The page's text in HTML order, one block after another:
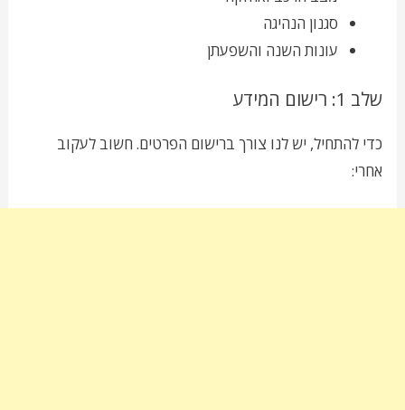
סגנון הנהיגה
עונות השנה והשפעתן
שלב 1: רישום המידע
כדי להתחיל, יש לנו צורך ברישום הפרטים. חשוב לעקוב
אחרי: